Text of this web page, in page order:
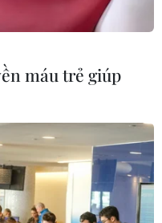
máu trẻ giúp